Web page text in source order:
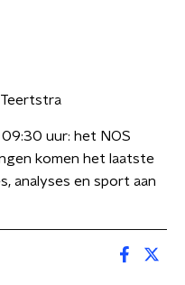
uur: het NOS
komen het laatste
analyses en sport aan